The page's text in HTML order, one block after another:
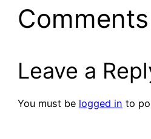
Comments
Leave a
You must be logged in to